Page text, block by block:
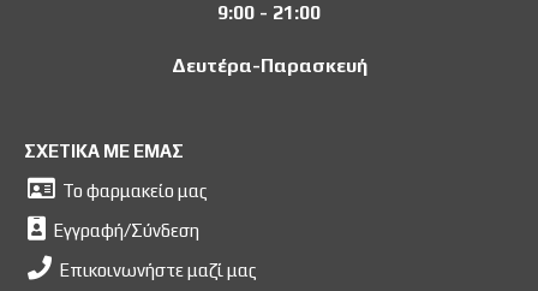
9:00 - 21:00
Δευτέρα-Παρασκευή
ΣΧΕΤΙΚΑ ΜΕ ΕΜΑΣ
Το φαρμακείο μας
Εγγραφή/Σύνδεση
Επικοινωνήστε μαζί μας